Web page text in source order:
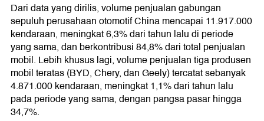
Dari data yang dirilis, volume penjualan gabungan
sepuluh perusahaan otomotif China mencapai 11.917.000
kendaraan, meningkat 6,3% dari tahun lalu di periode
yang sama, dan berkontribusi 84,8% dari total penjualan
mobil. Lebih khusus lagi, volume penjualan tiga produsen
mobil teratas (BYD, Chery, dan Geely) tercatat sebanyak
4.871.000 kendaraan, meningkat 1,1% dari tahun lalu
pada periode yang sama, dengan pangsa pasar hingga
34,7%.